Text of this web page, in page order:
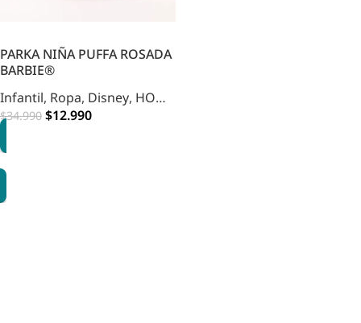
PARKA NIÑA PUFFA ROSADA
BARBIE®
Infantil, Ropa, Disney, HOME
INFANTIL
$34.990 $12.990